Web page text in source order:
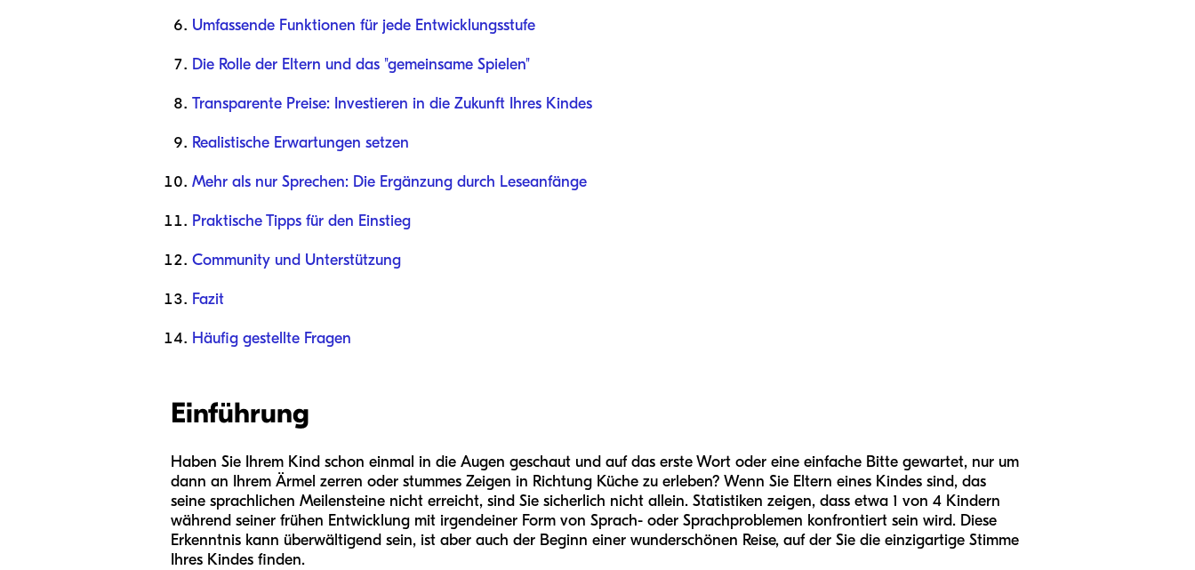
Umfassende Funktionen für jede Entwicklungsstufe
Die Rolle der Eltern und das "gemeinsame Spielen"
Transparente Preise: Investieren in die Zukunft Ihres Kindes
Realistische Erwartungen setzen
Mehr als nur Sprechen: Die Ergänzung durch Leseanfänge
Praktische Tipps für den Einstieg
Community und Unterstützung
Fazit
Häufig gestellte Fragen
Einführung
Haben Sie Ihrem Kind schon einmal in die Augen geschaut und auf das erste Wort oder eine einfache Bitte gewartet, nur um
dann an Ihrem Ärmel zerren oder stummes Zeigen in Richtung Küche zu erleben? Wenn Sie Eltern eines Kindes sind, das
seine sprachlichen Meilensteine nicht erreicht, sind Sie sicherlich nicht allein. Statistiken zeigen, dass etwa 1 von 4 Kindern
während seiner frühen Entwicklung mit irgendeiner Form von Sprach- oder Sprachproblemen konfrontiert sein wird. Diese
Erkenntnis kann überwältigend sein, ist aber auch der Beginn einer wunderschönen Reise, auf der Sie die einzigartige Stimme
Ihres Kindes finden.